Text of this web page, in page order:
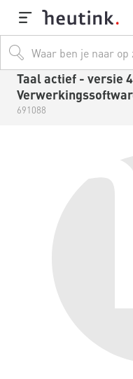
Taal actief - versie
691088